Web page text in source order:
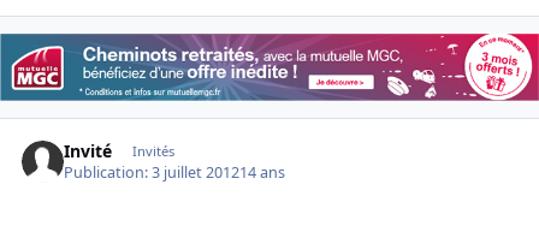
Invité Invités
Publication:3 juillet 201214 ans